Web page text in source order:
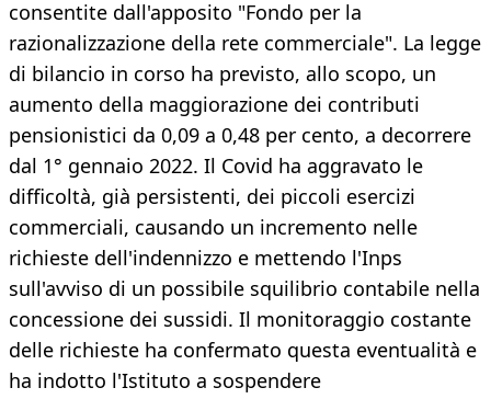
consentite dall'apposito "Fondo per la
razionalizzazione della rete commerciale". La legge
di bilancio in corso ha previsto, allo scopo, un
aumento della maggiorazione dei contributi
pensionistici da 0,09 a 0,48 per cento, a decorrere
dal 1° gennaio 2022. Il Covid ha aggravato le
difficoltà, già persistenti, dei piccoli esercizi
commerciali, causando un incremento nelle
richieste dell'indennizzo e mettendo l'Inps
sull'avviso di un possibile squilibrio contabile nella
concessione dei sussidi. Il monitoraggio costante
delle richieste ha confermato questa eventualità e
ha indotto l'Istituto a sospendere